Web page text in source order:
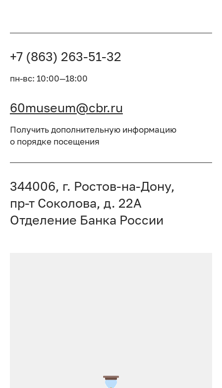
+7 (863) 263-51-32
пн-вс: 10:00—18:00
60museum@cbr.ru
Получить дополнительную информацию
о порядке посещения
344006, г. Ростов-на-Дону,
пр-т Соколова, д. 22А
Отделение Банка России